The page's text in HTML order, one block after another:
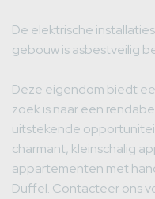
De elektrische
gebouw is asbestveilig
Deze eigendom biedt
zoek is naar een
uitstekende
charmant, kleinschalig
appartementen met
Duffel. Contacteer ons